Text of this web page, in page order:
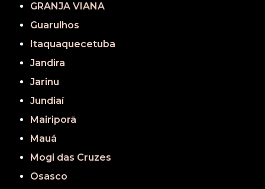
GRANJA VIANA
Guarulhos
Itaquaquecetuba
Jandira
Jarinu
Jundiaí
Mairiporã
Mauá
Mogi das Cruzes
Osasco